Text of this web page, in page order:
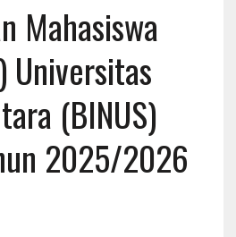
Mahasiswa
Universitas
(BINUS)
2025/2026